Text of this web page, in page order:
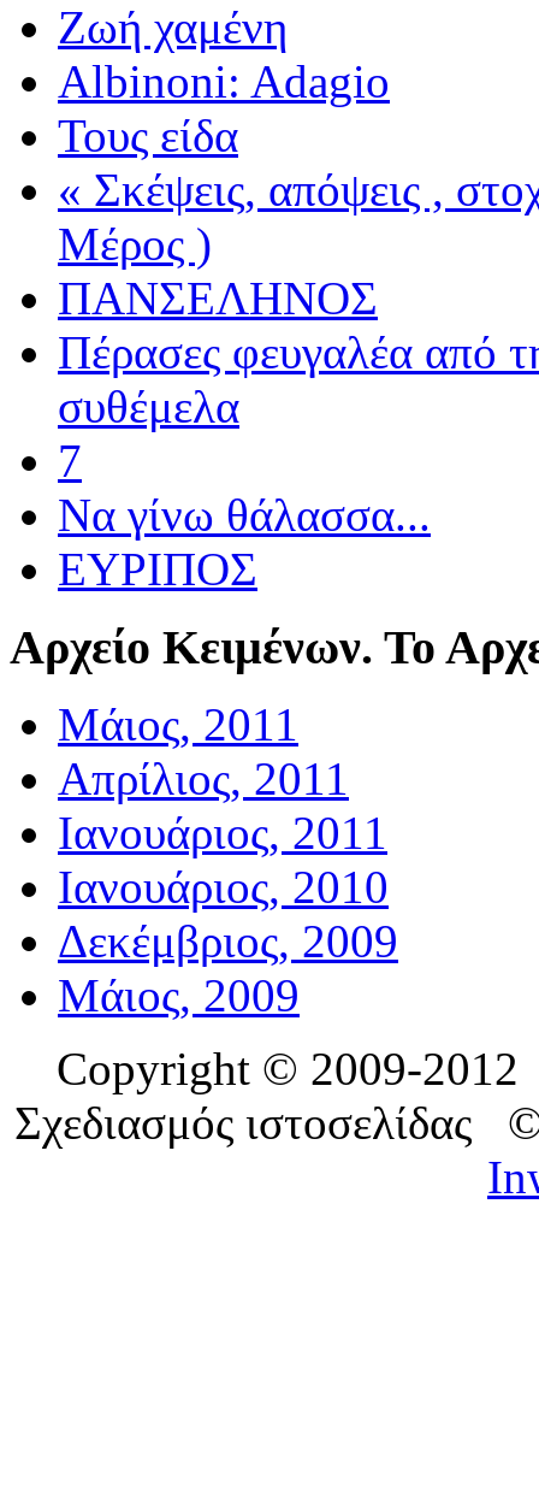
Ζωή χαμένη
Albinoni: Adagio
Τους είδα
« Σκέψεις, απόψεις ,
Μέρος )
ΠΑΝΣΕΛΗΝΟΣ
Πέρασες φευγαλέα από
συθέμελα
7
Να γίνω θάλασσα...
ΕΥΡΙΠΟΣ
Αρχείο Κειμένων. Το
Μάιος, 2011
Απρίλιος, 2011
Ιανουάριος, 2011
Ιανουάριος, 2010
Δεκέμβριος, 2009
Μάιος, 2009
Copyright © 2009-
Σχεδιασμός